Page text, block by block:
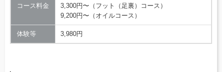
コース料金
3,300円〜（フット（足裏）コース）
9,200円〜（オイルコース）
体験等 3,980円